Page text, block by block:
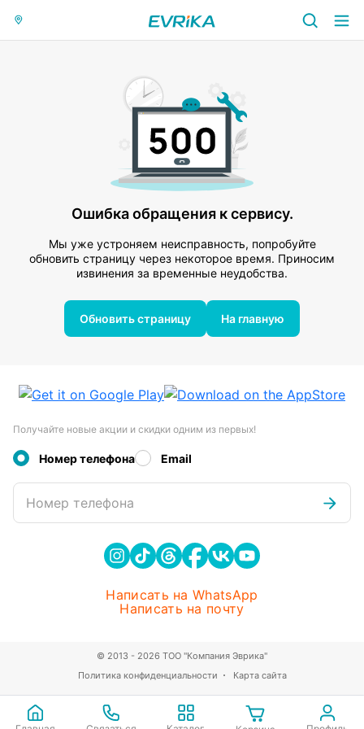
Ошибка обращения к сервису.
Мы уже устроняем неисправность, попробуйте
обновить страницу через некоторое время. Приносим
извинения за временные неудобства.
Обновить страницу На главную
Получайте новые акции и скидки одним из первых!
Номер телефона Email
Номер телефона
Написать на WhatsApp
Написать на почту
Политика конфиденциальности Карта сайта
© 2013 - 2026 ТОО "Компания Эврика"